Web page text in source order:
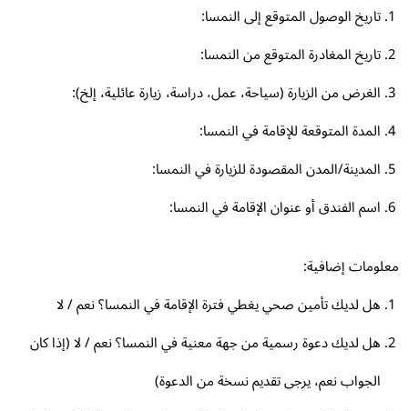
تاريخ الوصول المتوقع إلى النمسا:
تاريخ المغادرة المتوقع من النمسا:
الغرض من الزيارة (سياحة، عمل، دراسة، زيارة عائلية، إلخ):
المدة المتوقعة للإقامة في النمسا:
المدينة/المدن المقصودة للزيارة في النمسا:
اسم الفندق أو عنوان الإقامة في النمسا:
إضافية:
هل لديك تأمين صحي يغطي فترة الإقامة في النمسا؟ نعم / لا
هل لديك دعوة رسمية من جهة معنية في النمسا؟ نعم / لا (إذا كان
الجواب نعم، يرجى تقديم نسخة من الدعوة)